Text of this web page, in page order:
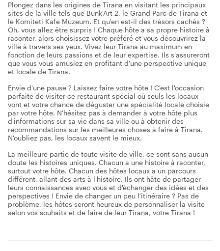
Plongez dans les origines de Tirana en visitant les principaux
sites de la ville tels que Bunk'Art 2, le Grand Parc de Tirana et
le Komiteti Kafe Muzeum. Et qu'en est-il des trésors cachés ?
Oh, vous allez être surpris ! Chaque hôte a sa propre histoire à
raconter, alors choisissez votre préféré et vous découvrirez la
ville à travers ses yeux. Vivez leur Tirana au maximum en
fonction de leurs passions et de leur expertise. Ils s'assureront
que vous vous amusiez en profitant d'une perspective unique
et locale de Tirana.
Envie d'une pause ? Laissez faire votre hôte ! C'est l'occasion
parfaite de visiter ce restaurant spécial où seuls les locaux
vont et votre chance de déguster une spécialité locale choisie
par votre hôte. N'hésitez pas à demander à votre hôte plus
d'informations sur sa vie dans sa ville ou à obtenir des
recommandations sur les meilleures choses à faire à Tirana.
N'oubliez pas, les locaux savent le mieux.
La meilleure partie de toute visite de ville, ce sont sans aucun
doute les histoires uniques. Chacun a une histoire à raconter,
surtout votre hôte. Chacun des hôtes locaux a un parcours
différent, allant des arts à l'histoire. Ils ont hâte de partager
leurs connaissances avec vous et d'échanger des idées et des
perspectives ! Envie de changer un peu l'itinéraire ? Pas de
problème, les hôtes seront heureux de personnaliser la visite
selon vos souhaits et de faire de leur Tirana, votre Tirana !